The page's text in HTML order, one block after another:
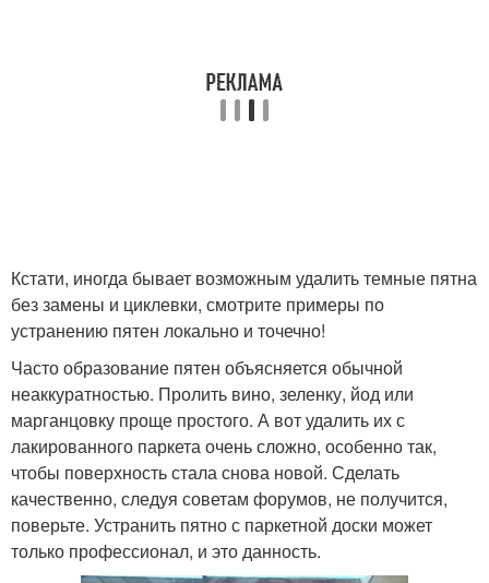
Кстати, иногда бывает возможным удалить темные пятна
без замены и циклевки, смотрите примеры по
устранению пятен локально и точечно!
Часто образование пятен объясняется обычной
неаккуратностью. Пролить вино, зеленку, йод или
марганцовку проще простого. А вот удалить их с
лакированного паркета очень сложно, особенно так,
чтобы поверхность стала снова новой. Сделать
качественно, следуя советам форумов, не получится,
поверьте. Устранить пятно с паркетной доски может
только профессионал, и это данность.